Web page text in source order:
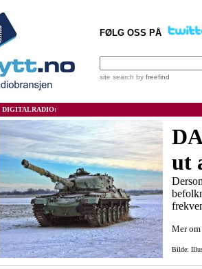
FØLG OSS PÅ
site search by freefind
DIGITALRADIO:
ut
Mer om
Bilde: